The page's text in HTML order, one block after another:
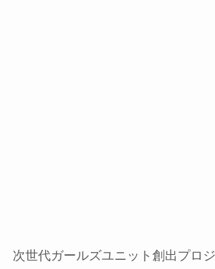
次世代ガールズユニット創出プロ